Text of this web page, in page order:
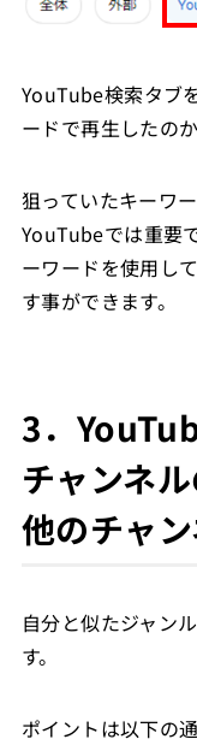
YouTube検索タブ
ードで再生したの
狙っていたキーワ
YouTubeでは重要
ーワードを使用し
す事ができます。
3．
チャンネ
他のチャ
自分と似たジャン
す。
ポイントは以下の通